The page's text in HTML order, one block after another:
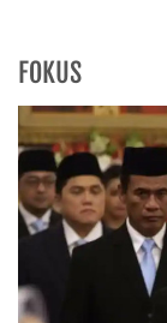
FOKUS